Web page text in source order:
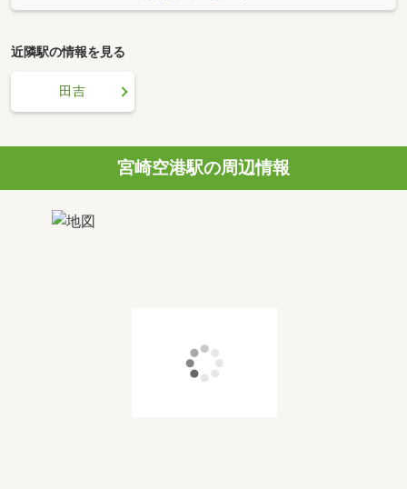
近隣駅の情報を見る
田吉
宮崎空港駅の周辺情報